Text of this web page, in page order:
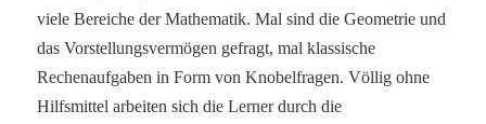
viele Bereiche der Mathematik. Mal sind die Geometrie und
das Vorstellungsvermögen gefragt, mal klassische
Rechenaufgaben in Form von Knobelfragen. Völlig ohne
Hilfsmittel arbeiten sich die Lerner durch die